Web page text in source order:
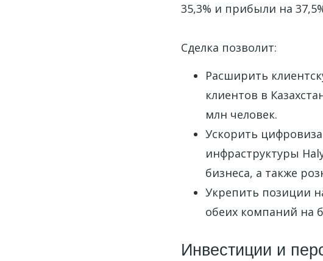
35,3% и прибыли на
Сделка позволит:
Расширить
клиентов в
млн человек.
Ускорить
инфраструктуры
бизнеса, а также
Укрепить позиции
обеих компаний на
Инвестиции и